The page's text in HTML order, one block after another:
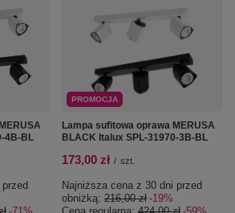
4B-BL
PROMOCJA
Lampa sufitowa oprawa MERUSA
BLACK Italux SPL-31970-3B-BL
173,00 zł / szt.
Najniższa cena z 30 dni przed
obniżką: 216,00 zł -19%